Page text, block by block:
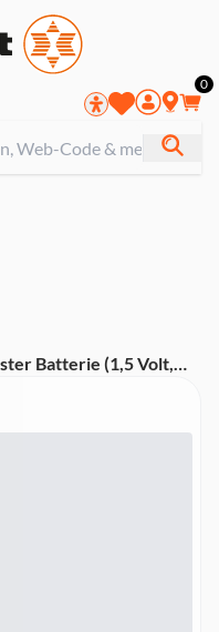
0
Batterie (1,5 Volt,